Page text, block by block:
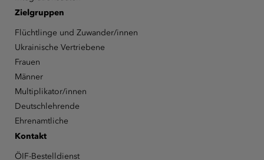
Zielgruppen
Flüchtlinge und Zuwander/innen
Ukrainische Vertriebene
Frauen
Männer
Multiplikator/innen
Deutschlehrende
Ehrenamtliche
Kontakt
ÖIF-Bestelldienst